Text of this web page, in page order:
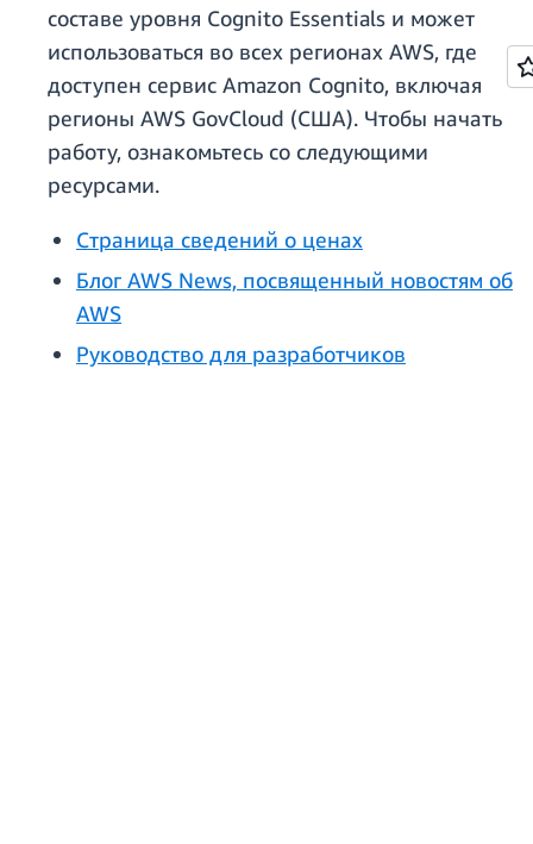
составе уровня Cognito Essentials и может
использоваться во всех регионах AWS, где
доступен сервис Amazon Cognito, включая
регионы AWS GovCloud (США). Чтобы начать
работу, ознакомьтесь со следующими
ресурсами.
Страница сведений о ценах
Блог AWS News, посвященный новостям об
AWS
Руководство для разработчиков